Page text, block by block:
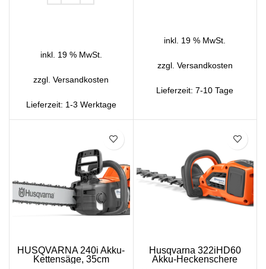
inkl. 19 % MwSt.
zzgl.Versandkosten
Lieferzeit: 1-3 Werktage
inkl. 19 % MwSt.
zzgl. Versandkosten
Lieferzeit:7-10 Tage
HUSQVARNA 240i Akku-
Kettensäge, 35cm
Husqvarna 322iHD60
Akku-Heckenschere